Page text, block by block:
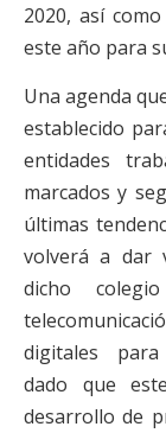
2020, así
este año para
Una agenda
establecido
entidades
marcados y
últimas
volverá a dar
dicho
digitales para
dado que
desarrollo de